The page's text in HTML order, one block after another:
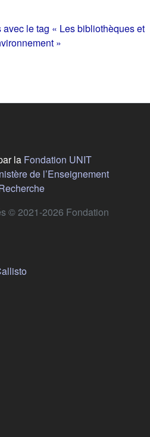
le tag « Les bibliothèques et
»
la Fondation UNIT(s'ouvre
de l’Enseignement
(s'ouvre dans un nouvel
© 2021-2026 Fondation
un nouvel onglet)
un nouvel onglet)